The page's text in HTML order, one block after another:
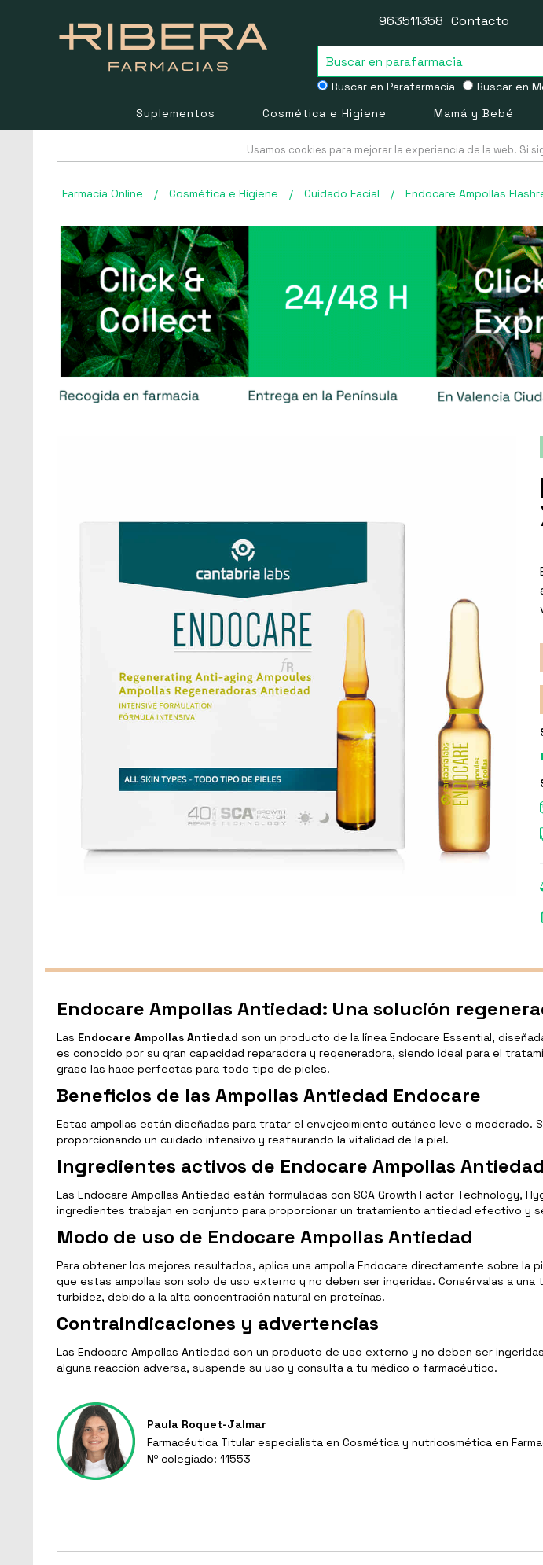
Buscar en Parafarmacia Buscar en
963511358 Contacto
Suplementos Cosmética e Higiene Mamá y Bebé
Usamos cookies para mejorar la experiencia de la web. Si
Farmacia Online / Cosmética e Higiene / Cuidado Facial / Endocare Ampollas
Endocare Ampollas Antiedad: Una solución
Las Endocare Ampollas Antiedad son un producto de la línea Endocare Essential,
es conocido por su gran capacidad reparadora y regeneradora, siendo ideal para el
graso las hace perfectas para todo tipo de pieles.
Beneficios de las Ampollas Antiedad Endocare
Estas ampollas están diseñadas para tratar el envejecimiento cutáneo leve o
proporcionando un cuidado intensivo y restaurando la vitalidad de la piel.
Ingredientes activos de Endocare Ampollas Antiedad
Las Endocare Ampollas Antiedad están formuladas con SCA Growth Factor Technology,
ingredientes trabajan en conjunto para proporcionar un tratamiento antiedad efectivo y
Modo de uso de Endocare Ampollas Antiedad
Para obtener los mejores resultados, aplica una ampolla Endocare directamente sobre
que estas ampollas son solo de uso externo y no deben ser ingeridas. Consérvalas a
turbidez, debido a la alta concentración natural en proteínas.
Contraindicaciones y advertencias
Las Endocare Ampollas Antiedad son un producto de uso externo y no deben ser
alguna reacción adversa, suspende su uso y consulta a tu médico o farmacéutico.
Paula Roquet-Jalmar
Farmacéutica Titular especialista en Cosmética y nutricosmética en
Nº colegiado: 11553